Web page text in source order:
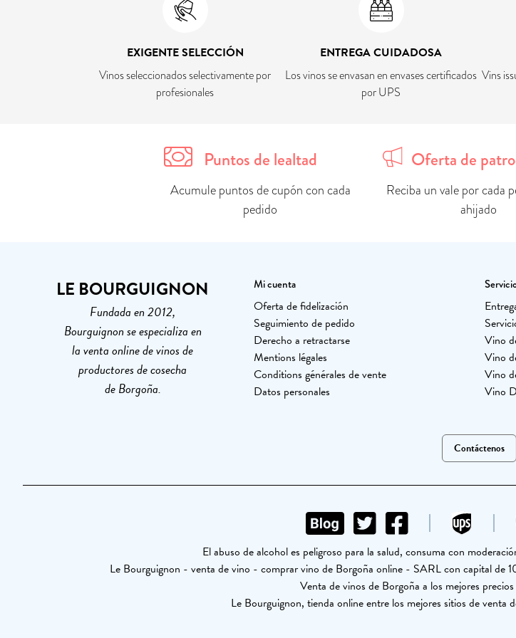
EXIGENTE SELECCIÓN
Vinos seleccionados selectivamente por
profesionales
ENTREGA CUIDADOSA
Los vinos se envasan en envases certificados
por UPS
Vins
Puntos de lealtad
Acumule puntos de cupón con cada
pedido
Oferta de
Reciba un vale por cada
ahijado
LE BOURGUIGNON
Fundada en 2012,
Bourguignon se especializa en
la venta online de vinos de
productores de cosecha
de Borgoña.
Mi cuenta
Oferta de fidelización
Seguimiento de pedido
Derecho a retractarse
Mentions légales
Conditions générales de vente
Datos personales
Vino
Vino
Vino
Vino
Contáctenos
El abuso de alcohol es peligroso para la salud, consuma con
Le Bourguignon - venta de vino - comprar vino de Borgoña online - SARL con
Venta de vinos de Borgoña a los mejores
Le Bourguignon, tienda online entre los mejores sitios de